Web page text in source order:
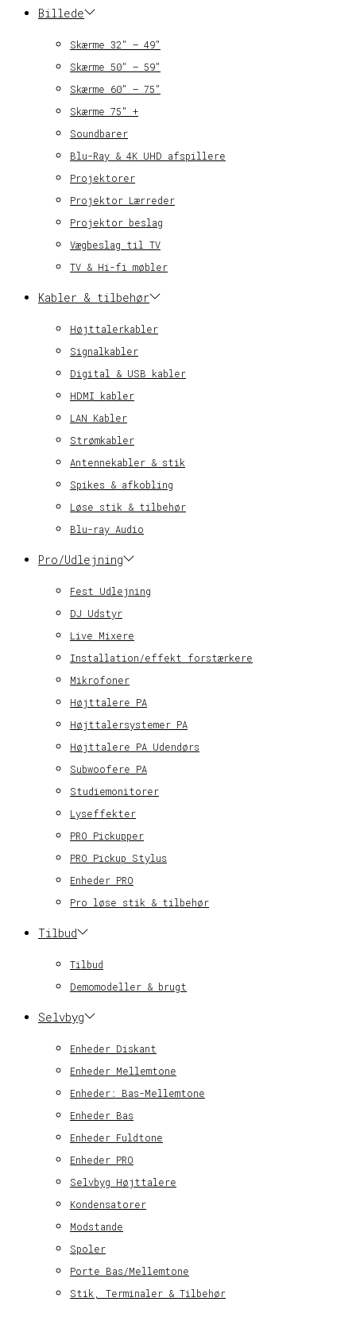
Billede
Skærme 32″ – 49″
Skærme 50″ – 59″
Skærme 60″ – 75″
Skærme 75″ +
Soundbarer
Blu-Ray & 4K UHD afspillere
Projektorer
Projektor Lærreder
Projektor beslag
Vægbeslag til TV
TV & Hi-fi møbler
Kabler & tilbehør
Højttalerkabler
Signalkabler
Digital & USB kabler
HDMI kabler
LAN Kabler
Strømkabler
Antennekabler & stik
Spikes & afkobling
Løse stik & tilbehør
Blu-ray Audio
Pro/Udlejning
Fest Udlejning
DJ Udstyr
Live Mixere
Installation/effekt forstærkere
Mikrofoner
Højttalere PA
Højttalersystemer PA
Højttalere PA Udendørs
Subwoofere PA
Studiemonitorer
Lyseffekter
PRO Pickupper
PRO Pickup Stylus
Enheder PRO
Pro løse stik & tilbehør
Tilbud
Tilbud
Demomodeller & brugt
Selvbyg
Enheder Diskant
Enheder Mellemtone
Enheder: Bas-Mellemtone
Enheder Bas
Enheder Fuldtone
Enheder PRO
Selvbyg Højttalere
Kondensatorer
Modstande
Spoler
Porte Bas/Mellemtone
Stik, Terminaler & Tilbehør